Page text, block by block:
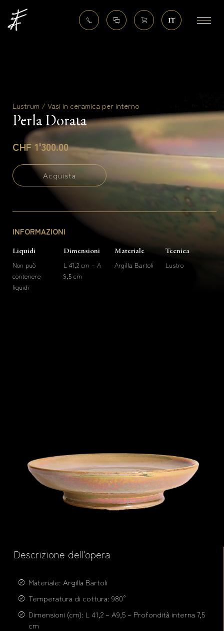
IT
Lustrum / Vasi in ceramica per interno
Perla Dorata
CHF 1'300.00
Acquista
INFORMAZIONI
Liquidi
Non può
contenere
liquidi
Dimensioni
L 41,2 cm – A
9,5 cm
Materiale
Argilla Bartoli
Tecnica
Lustro
Descrizione dell'opera
Materiale: Argilla Bartoli
Temperatura di cottura: 980°
Dimensioni (cm): L 41,2 – A9,5 – Profondità interna 7,5
cm